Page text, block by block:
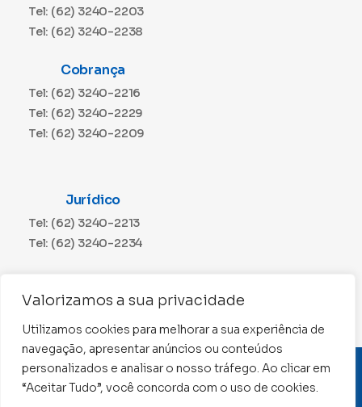
Valorizamos a sua privacidade
Utilizamos cookies para melhorar a sua experiência de
navegação, apresentar anúncios ou conteúdos
personalizados e analisar o nosso tráfego. Ao clicar em
“Aceitar Tudo”, você concorda com o uso de cookies.
Tel: (62) 3240-2203
Tel: (62) 3240-2238
Cobrança
Tel: (62) 3240-2216
Tel: (62) 3240-2229
Tel: (62) 3240-2209
Jurídico
Tel: (62) 3240-2213
Tel: (62) 3240-2234
Tel: (62) 3240-2230
CNPJ: 01.015.676/0001-11
Conselho Regional de Contabilidade de Goiás 2022 –